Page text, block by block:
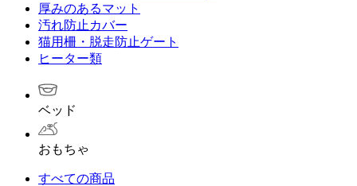
厚みのあるマット
汚れ防止カバー
猫用柵・脱走防止ゲート
ヒーター類
ベッド
おもちゃ
すべての商品